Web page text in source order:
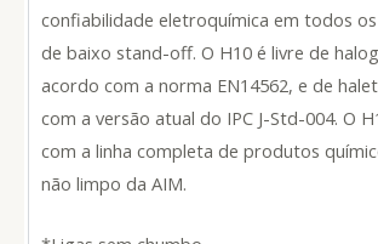
confiabilidade eletroquímica em todos
de baixo stand-off. O H10 é livre de
acordo com a norma EN14562, e de
com a versão atual do IPC J-Std-004. O
com a linha completa de produtos
não limpo da AIM.